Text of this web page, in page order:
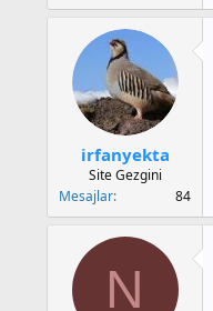
irfanyekta
Site Gezgini
Mesajlar
84
N